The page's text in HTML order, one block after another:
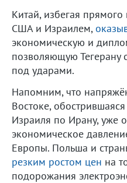
Китай, избегая
США и Израилем,
экономическую и
позволяющую Тегерану
под ударами.
Напомним, что
Востоке,
Израиля по Ирану, уже
экономическое
Европы. Польша и
резким ростом цен на
подорожания